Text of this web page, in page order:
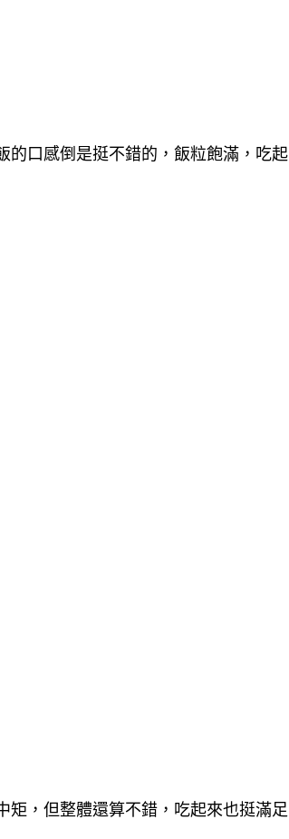
的口感倒是挺不錯的，飯粒飽滿，吃起
矩，但整體還算不錯，吃起來也挺滿足